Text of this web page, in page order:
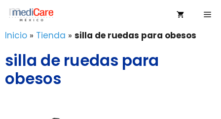
Saltar
contenido
Inicio » Tienda » silla de ruedas para obesos
silla de ruedas para
obesos